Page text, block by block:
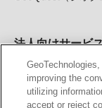
法人向けサービ
法人向け地図・位
図API Windows
サービス
MAP
improving the
utilizing
accept or reject